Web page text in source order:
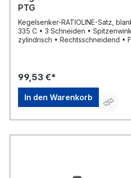
PTG
Kegelsenker-RATIOLINE-Satz, blank, 6-teilig
335 C • 3 Schneiden •
zylindrisch • Rechtsschneidend •
99,53 €*
In den Warenkorb